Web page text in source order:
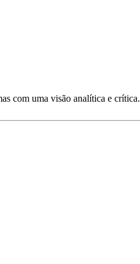
com uma visão analítica e crítica.